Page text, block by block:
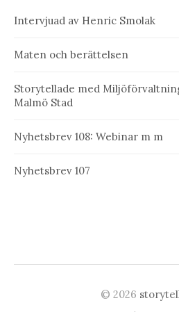
Intervjuad av Henric Smolak
Maten och berättelsen
Storytellade med
Malmö Stad
Nyhetsbrev 108: Webinar m m
Nyhetsbrev 107
© 2026